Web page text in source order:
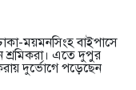
ময়মনসিংহ বাইপাসে
শ্রমিকরা। এতে দুপুর
দুর্ভোগে পড়েছেন